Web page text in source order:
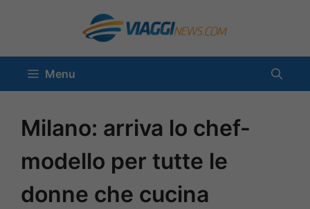
contenuto
Menu
Milano: arriva lo chef-
modello per tutte le
donne che cucina